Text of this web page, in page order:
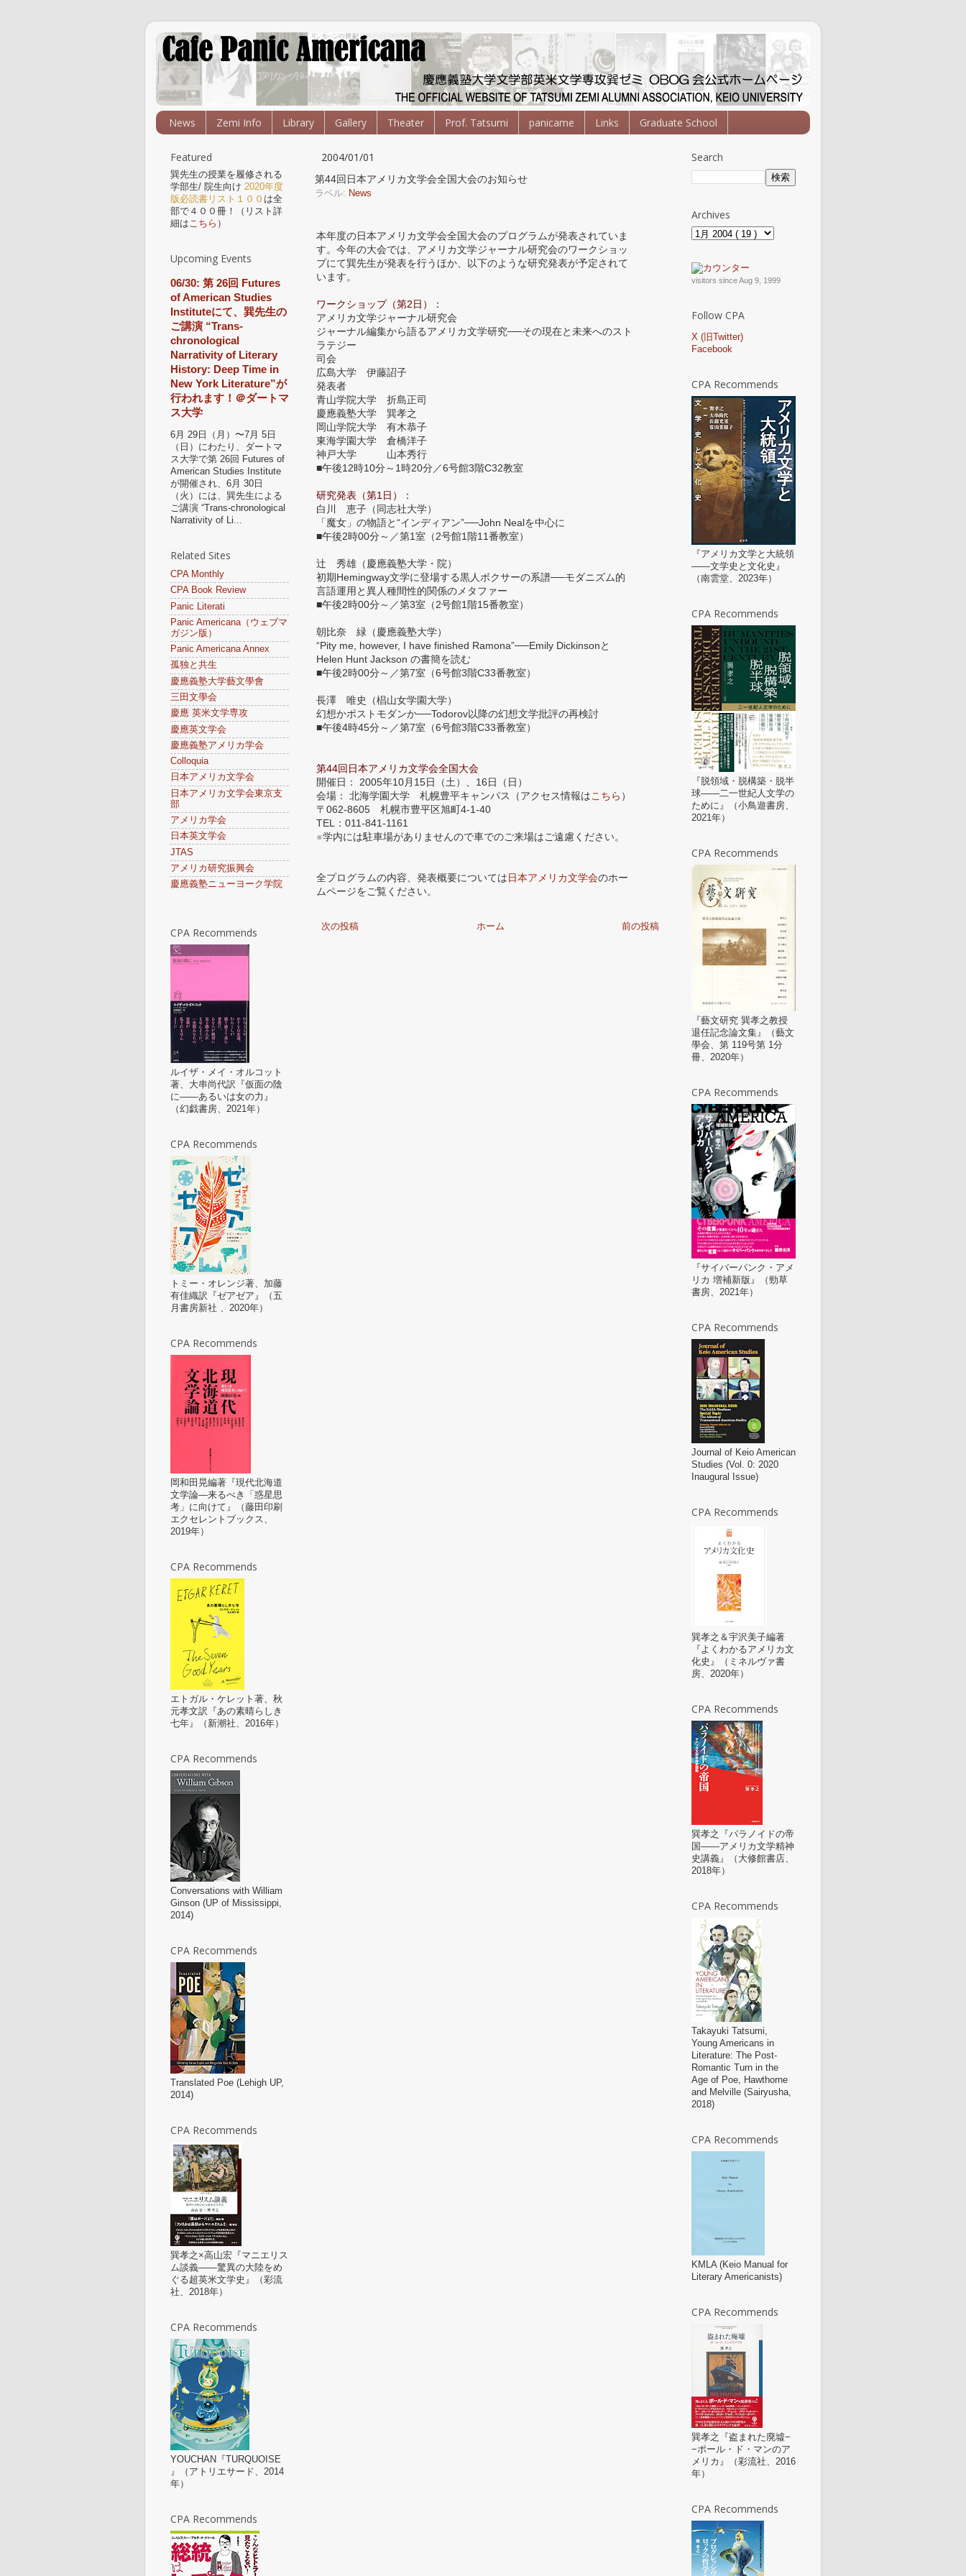
News Zemi Info Library Gallery Theater Prof. Tatsumi panicame Links Graduate School
2004/01/01
第44回日本アメリカ文学会全国大会のお知らせ
ラベル: News
本年度の日本アメリカ文学会全国大会のプログラムが発表されていま
す。今年の大会では、アメリカ文学ジャーナル研究会のワークショッ
プにて巽先生が発表を行うほか、以下のような研究発表が予定されて
います。
ワークショップ（第2日）：
アメリカ文学ジャーナル研究会
ジャーナル編集から語るアメリカ文学研究──その現在と未来へのスト
ラテジー
司会
広島大学 伊藤詔子
発表者
青山学院大学 折島正司
慶應義塾大学 巽孝之
岡山学院大学 有木恭子
東海学園大学 倉橋洋子
神戸大学 山本秀行
■午後12時10分～1時20分／6号館3階C32教室
研究発表（第1日）：
白川 恵子（同志社大学）
「魔女」の物語と“インディアン”──John Nealを中心に
■午後2時00分～／第1室（2号館1階11番教室）
辻 秀雄（慶應義塾大学・院）
初期Hemingway文学に登場する黒人ボクサーの系譜──モダニズム的
言語運用と異人種間性的関係のメタファー
■午後2時00分～／第3室（2号館1階15番教室）
朝比奈 緑（慶應義塾大学）
“Pity me, however, I have finished Ramona”──Emily Dickinsonと
Helen Hunt Jackson の書簡を読む
■午後2時00分～／第7室（6号館3階C33番教室）
長澤 唯史（椙山女学園大学）
幻想かポストモダンか──Todorov以降の幻想文学批評の再検討
■午後4時45分～／第7室（6号館3階C33番教室）
第44回日本アメリカ文学会全国大会
開催日： 2005年10月15日（土）、16日（日）
会場： 北海学園大学 札幌豊平キャンパス（アクセス情報はこちら ）
〒062-8605 札幌市豊平区旭町4-1-40
TEL：011-841-1161
※学内には駐車場がありませんので車でのご来場はご遠慮ください。
全プログラムの内容、発表概要については日本アメリカ文学会のホー
ムページをご覧ください。
次の投稿 前の投稿
ホーム
Featured
巽先生の授業を履修される
学部生/ 院生向け 2020年度
版必読書リスト１００ は全
部で４００冊！（リスト詳
細はこちら ）
Upcoming Events
06/30: 第 26回 Futures
of American Studies
Instituteにて、巽先生の
ご講演 “Trans-
chronological
Narrativity of Literary
History: Deep Time in
New York Literature”が
行われます！＠ダートマ
ス大学
6月 29日（月）〜7月 5日
（日）にわたり、ダートマ
ス大学で第 26回 Futures of
American Studies Institute
が開催され、6月 30日
（火）には、巽先生による
ご講演 “Trans-chronological
Narrativity of Li...
Related Sites
CPA Monthly
CPA Book Review
Panic Literati
Panic Americana（ウェブマ
ガジン版）
Panic Americana Annex
孤独と共生
慶應義塾大学藝文學會
三田文學会
慶應 英米文学専攻
慶應英文学会
慶應義塾アメリカ学会
Colloquia
日本アメリカ文学会
日本アメリカ文学会東京支
部
アメリカ学会
日本英文学会
JTAS
アメリカ研究振興会
慶應義塾ニューヨーク学院
CPA Recommends
ルイザ・メイ・オルコット
著、大串尚代訳『仮面の陰
に——あるいは女の力』
（幻戯書房、2021年）
CPA Recommends
トミー・オレンジ著、加藤
有佳織訳『ゼアゼア』（五
月書房新社 、2020年）
CPA Recommends
岡和田晃編著『現代北海道
文学論—来るべき「惑星思
考」に向けて』（藤田印刷
エクセレントブックス、
2019年）
CPA Recommends
エトガル・ケレット著、秋
元孝文訳『あの素晴らしき
七年』（新潮社、2016年）
CPA Recommends
Conversations with William
Ginson (UP of Mississippi,
2014)
CPA Recommends
Translated Poe (Lehigh UP,
2014)
CPA Recommends
巽孝之×高山宏『マニエリス
ム談義——驚異の大陸をめ
ぐる超英米文学史』（彩流
社、2018年）
CPA Recommends
YOUCHAN『TURQUOISE
』（アトリエサード、2014
年）
CPA Recommends
Search
Archives
visitors since Aug 9, 1999
Follow CPA
X (旧Twitter)
Facebook
CPA Recommends
『アメリカ文学と大統領
——文学史と文化史』
（南雲堂、2023年）
CPA Recommends
『脱領域・脱構築・脱半
球——二一世紀人文学の
ために』（小鳥遊書房、
2021年）
CPA Recommends
『藝文研究 巽孝之教授
退任記念論文集』（藝文
學会、第 119号第 1分
冊、2020年）
CPA Recommends
『サイバーパンク・アメ
リカ 増補新版』（勁草
書房、2021年）
CPA Recommends
Journal of Keio American
Studies (Vol. 0: 2020
Inaugural Issue)
CPA Recommends
巽孝之＆宇沢美子編著
『よくわかるアメリカ文
化史』（ミネルヴァ書
房、2020年）
CPA Recommends
巽孝之『パラノイドの帝
国――アメリカ文学精神
史講義』（大修館書店、
2018年）
CPA Recommends
Takayuki Tatsumi,
Young Americans in
Literature: The Post-
Romantic Turn in the
Age of Poe, Hawthorne
and Melville (Sairyusha,
2018)
CPA Recommends
KMLA (Keio Manual for
Literary Americanists)
CPA Recommends
巽孝之『盗まれた廃墟−
−ポール・ド・マンのア
メリカ』（彩流社、2016
年）
CPA Recommends